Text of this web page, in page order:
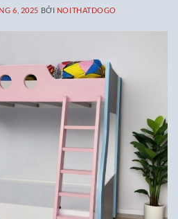
6, 2025 BỞI NOITHATDOGO